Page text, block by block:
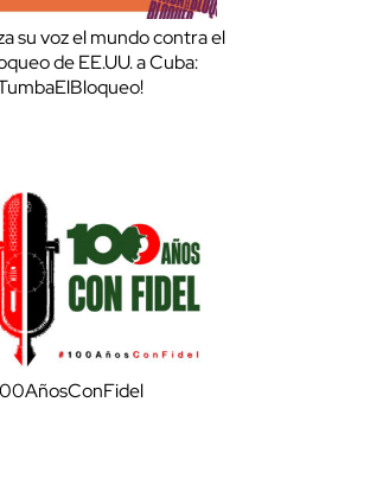
su voz el mundo contra el
de EE.UU. a Cuba: